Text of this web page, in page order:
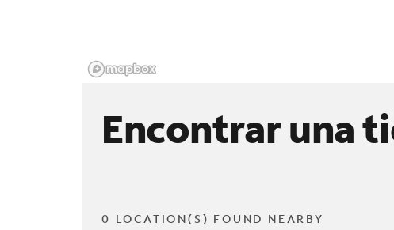
Encontrar una
0 LOCATION(S) FOUND NEARBY